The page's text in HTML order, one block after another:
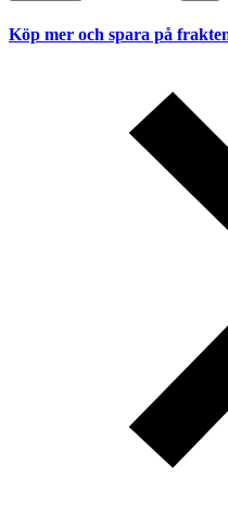
Köp mer och spara på